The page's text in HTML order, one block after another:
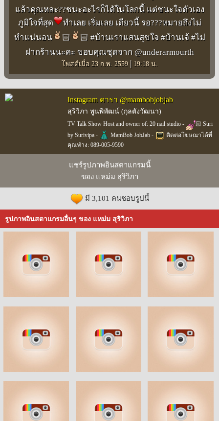
แล้วคุณหละ??ชนะอะไรก็ได้ในโลกนี้ แต่ชนะใจตัวเอง
ภูมิใจที่สุด
️ทำเลย เริ่มเลย เดียวนี้ รอ???หมายถึงไม่
ทำแน่นอน
🏻️
🏻 #บ้านเราแสนสุขใจ #บ้านเจ้ #ไม่
ฝากร้านนะคะ ขอบคุณชุดจาก @underarmourth
โพสต์เมื่อ 23 ก.พ. 2559 | 19:18 น.
Instagram ดารา @mambobjobjab
สุริวิภา พูนพิพัฒน์ (กุลตังวัฒนา)
TV Talk Show Host and owner of: 20 nail studio -
🏻 Suri
by Surivipa -
MamBob JobJab -
ติดต่อโฆษณาได้ที่
คุณฟ่าง: 089-005-9590
แชร์รูปภาพอินสตาแกรมนี้
ของ แหม่ม สุริวิภา
มี 3,101 คนชอบรูปนี้
รูปภาพอินสตาแกรมอื่นๆ ของ แหม่ม สุริวิภา